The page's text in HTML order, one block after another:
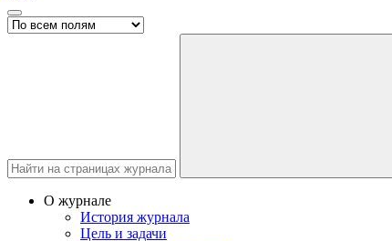
О журнале
История журнала
Цель и задачи